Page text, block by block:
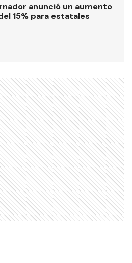
anunció un aumento
15% para estatales